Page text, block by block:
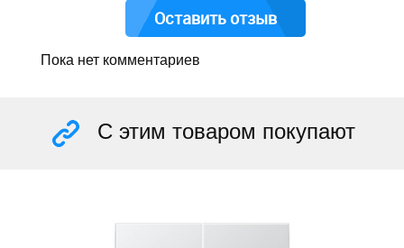
Оставить отзыв
Пока нет комментариев
С этим товаром покупают